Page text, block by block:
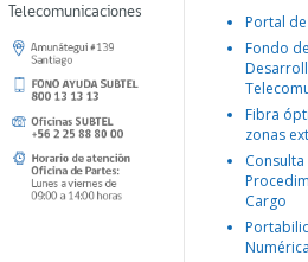
Telecomunicaciones
Portal
Fondo
Fibra
zonas
Consulta
Cargo